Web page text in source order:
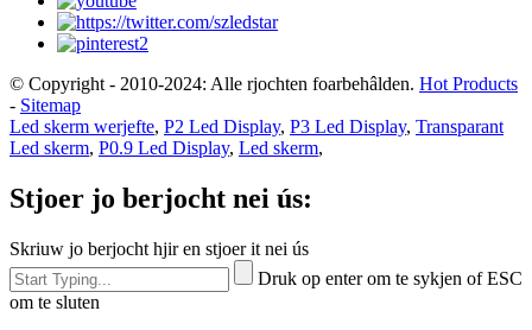
© Copyright - 2010-2024: Alle rjochten foarbehâlden. Hot Products
- Sitemap
Led skerm werjefte, P2 Led Display, P3 Led Display, Transparant
Led skerm, P0.9 Led Display, Led skerm,
Stjoer jo berjocht nei ús:
Skriuw jo berjocht hjir en stjoer it nei ús
Druk op enter om te sykjen of ESC
om te sluten